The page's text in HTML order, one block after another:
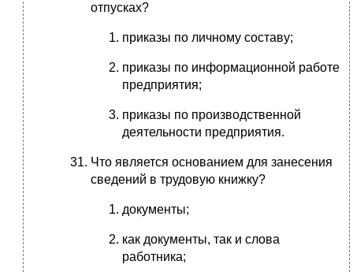
отпусках?
приказы по личному составу;
приказы по информационной работе
предприятия;
приказы по производственной
деятельности предприятия.
Что является основанием для занесения
сведений в трудовую книжку?
документы;
как документы, так и слова
работника;